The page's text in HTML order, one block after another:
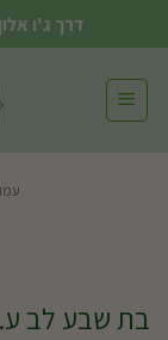
to
content
דרך ג'ו
בת שבע לב ע. 12